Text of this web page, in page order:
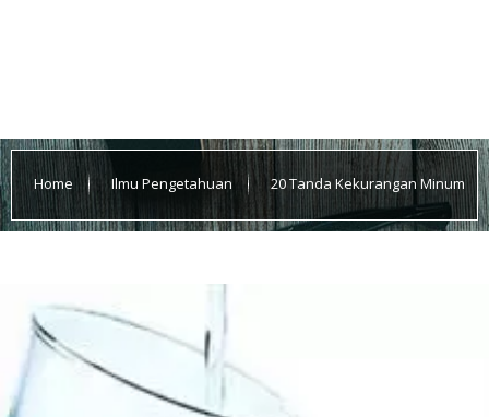
Home Ilmu Pengetahuan 20 Tanda Kekurangan Minum